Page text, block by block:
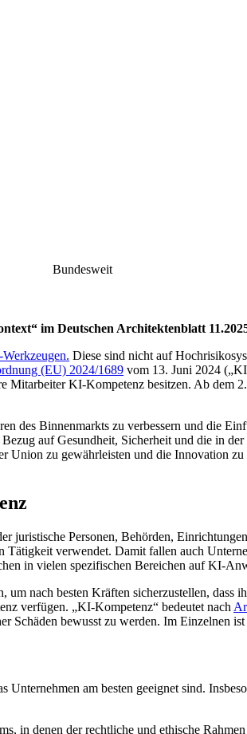
Bundesweit
im Deutschen Architektenblatt
Diese sind nicht auf
(EU) 2024/1689 vom 13. Juni 2024
Mitarbeiter KI-Kompetenz besitzen. Ab
des Binnenmarkts zu verbessern und die
auf Gesundheit, Sicherheit und die in
zu gewährleisten und die Innovation
juristische Personen, Behörden,
verwendet. Damit fallen auch
in vielen spezifischen Bereichen auf KI-
nach besten Kräften sicherzustellen,
verfügen. „KI-Kompetenz“ bedeutet nach
Schäden bewusst zu werden. Im Einzelnen
am besten geeignet sind.
in denen der rechtliche und ethische